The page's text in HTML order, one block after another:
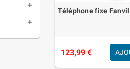
add
add
Téléphone fixe Fanvil
123,99 €